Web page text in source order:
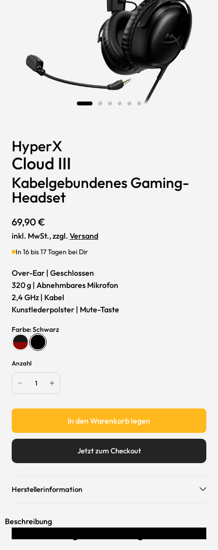
HyperX
Cloud III
Kabelgebundenes Gaming-
Headset
69,90 €
inkl. MwSt., zzgl. Versand
In 16 bis 17 Tagen bei Dir
Over-Ear | Geschlossen
320 g | Abnehmbares Mikrofon
2,4 GHz | Kabel
Kunstlederpolster | Mute-Taste
Farbe:Schwarz
Anzahl
In den Warenkorb legen
Jetzt zum Checkout
Herstellerinformation
Beschreibung